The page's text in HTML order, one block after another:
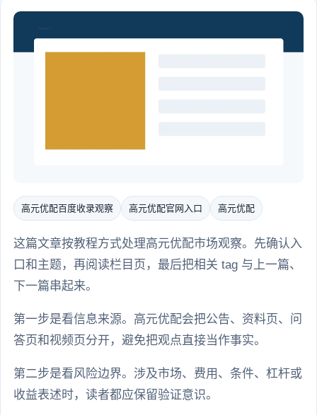
高元优配百度收录观察 高元优配官网入口 高元优配
这篇文章按教程方式处理高元优配市场观察。先确认入
口和主题，再阅读栏目页，最后把相关 tag 与上一篇、
下一篇串起来。
第一步是看信息来源。高元优配会把公告、资料页、问
答页和视频页分开，避免把观点直接当作事实。
第二步是看风险边界。涉及市场、费用、条件、杠杆或
收益表述时，读者都应保留验证意识。